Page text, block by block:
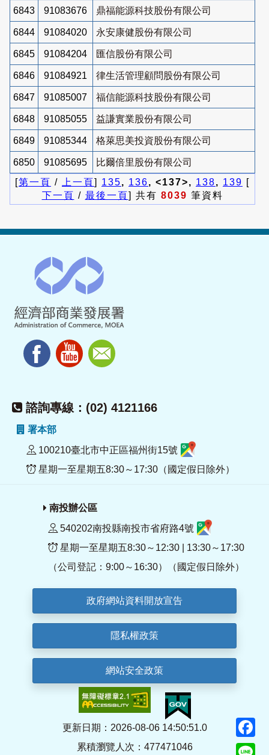
6843 91083676 鼎福能源科技股份有限公司
6844 91084020 永安康健股份有限公司
6845 91084204 匯信股份有限公司
6846 91084921 律生活管理顧問股份有限公司
6847 91085007 福信能源科技股份有限公司
6848 91085055 益謙實業股份有限公司
6849 91085344 格萊思美投資股份有限公司
6850 91085695
比爾倍里股份有限公司
[第一頁 / 上一頁] 135, 136, <137>, 138, 139 [
下一頁 / 最後一頁] 共有 8039 筆資料
諮詢專線：(02) 4121166
署本部
100210臺北市中正區福州街15號
星期一至星期五8:30～17:30（國定假日除外）
南投辦公區
540202南投縣南投市省府路4號
星期一至星期五8:30～12:30 | 13:30～17:30
（公司登記：9:00～16:30）（國定假日除外）
政府網站資料開放宣告
隱私權政策
網站安全政策
更新日期：2026-08-06 14:50:51.0
累積瀏覽人次：477471046